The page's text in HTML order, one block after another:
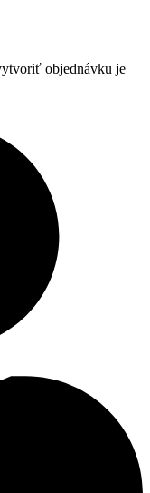
objednávku je